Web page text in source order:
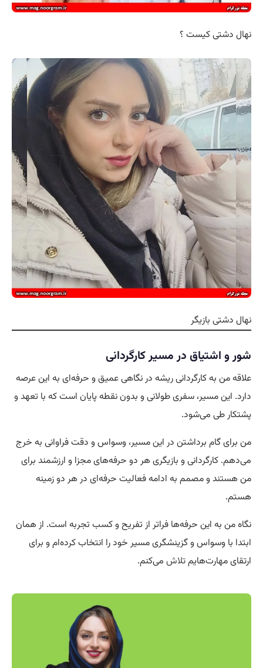
نهال دشتی کیست ؟
نهال دشتی بازیگر
شور و اشتیاق در مسیر کارگردانی
علاقه من به کارگردانی ریشه در نگاهی عمیق و حرفه‌ای به این عرصه
دارد. این مسیر، سفری طولانی و بدون نقطه پایان است که با تعهد و
پشتکار طی می‌شود.
من برای گام برداشتن در این مسیر، وسواس و دقت فراوانی به خرج
می‌دهم. کارگردانی و بازیگری هر دو حرفه‌های مجزا و ارزشمند برای
من هستند و مصمم به ادامه فعالیت حرفه‌ای در هر دو زمینه
هستم.
نگاه من به این حرفه‌ها فراتر از تفریح و کسب تجربه است. از همان
ابتدا با وسواس و گزینشگری مسیر خود را انتخاب کرده‌ام و برای
ارتقای مهارت‌هایمتلاش می‌کنم.